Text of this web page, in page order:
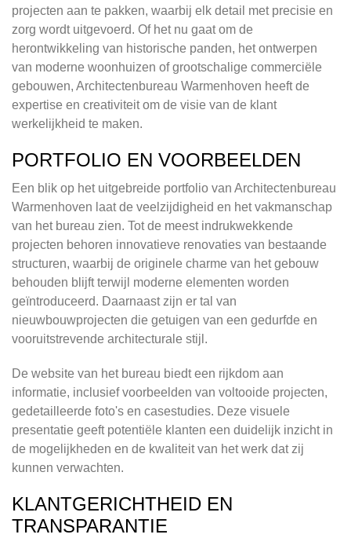
projecten aan te pakken, waarbij elk detail met precisie en
zorg wordt uitgevoerd. Of het nu gaat om de
herontwikkeling van historische panden, het ontwerpen
van moderne woonhuizen of grootschalige commerciële
gebouwen, Architectenbureau Warmenhoven heeft de
expertise en creativiteit om de visie van de klant
werkelijkheid te maken.
PORTFOLIO EN VOORBEELDEN
Een blik op het uitgebreide portfolio van Architectenbureau
Warmenhoven laat de veelzijdigheid en het vakmanschap
van het bureau zien. Tot de meest indrukwekkende
projecten behoren innovatieve renovaties van bestaande
structuren, waarbij de originele charme van het gebouw
behouden blijft terwijl moderne elementen worden
geïntroduceerd. Daarnaast zijn er tal van
nieuwbouwprojecten die getuigen van een gedurfde en
vooruitstrevende architecturale stijl.
De website van het bureau biedt een rijkdom aan
informatie, inclusief voorbeelden van voltooide projecten,
gedetailleerde foto's en casestudies. Deze visuele
presentatie geeft potentiële klanten een duidelijk inzicht in
de mogelijkheden en de kwaliteit van het werk dat zij
kunnen verwachten.
KLANTGERICHTHEID EN
TRANSPARANTIE